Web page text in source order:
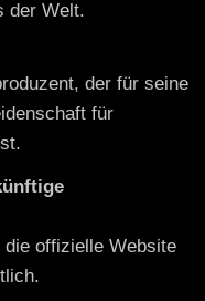
der Welt.
der für seine
für
offizielle Website